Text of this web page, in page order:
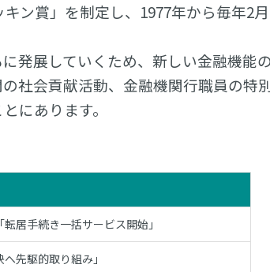
ン賞」を制定し、1977年から毎年2
発展していくため、新しい金融機能
社会貢献活動、金融機関行職員の特
にあります。
居手続き一括サービス開始」
先駆的取り組み」